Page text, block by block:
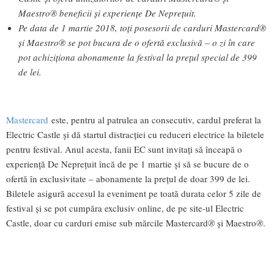
Maestro® beneficii şi experiențe De Neprețuit.
Pe data de 1 martie 2018, toţi posesorii de carduri Mastercard®
şi Maestro® se pot bucura de o ofertă exclusivă – o zi în care
pot achiziționa abonamente la festival la preţul special de 399
de lei.
Mastercard este, pentru al patrulea an consecutiv, cardul preferat la
Electric Castle și dă startul distracției cu reduceri electrice la biletele
pentru festival. Anul acesta, fanii EC sunt invitați să înceapă o
experiență De Neprețuit încă de pe 1 martie și să se bucure de o
ofertă în exclusivitate – abonamente la prețul de doar 399 de lei.
Biletele asigură accesul la eveniment pe toată durata celor 5 zile de
festival şi se pot cumpăra exclusiv online, de pe site-ul Electric
Castle, doar cu carduri emise sub mărcile Mastercard® și Maestro®.